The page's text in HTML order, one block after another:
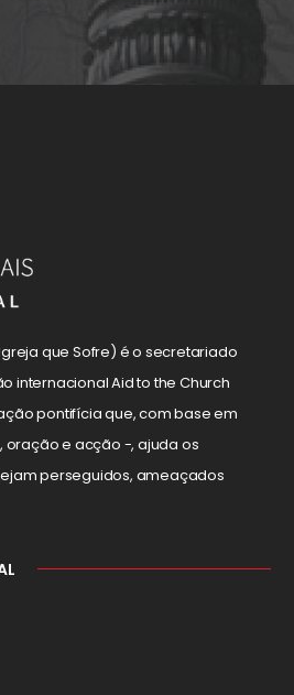
que Sofre) é o secretariado
internacional Aid to the Church
pontifícia que, com base em
oração e acção -, ajuda os
perseguidos, ameaçados